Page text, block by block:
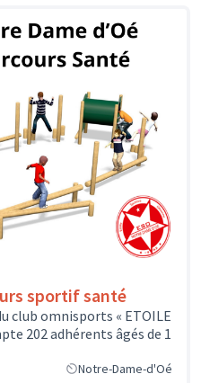
sportif santé
club omnisports « ETOILE
202 adhérents âgés de 1
Notre-Dame-d'Oé